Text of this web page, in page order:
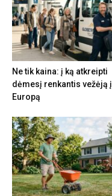
Ne tik kaina: į ką atkreipti
dėmesį renkantis vežėją į
Europą